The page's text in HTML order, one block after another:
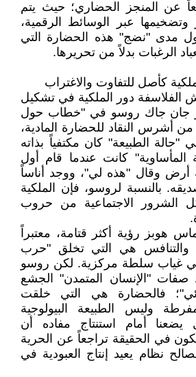
عن المنجز الحضاري؛ حيث يتم
وتضخيمها عبر الوسائط الرقمية،
مدى "نضج" هذه الحضارة التي
الرغبات بدلاً من تحريرها.
كأصل للتفاوت والاغتراب
الفلاسفة دور الملكية في تشكيل
جان جاك روسو في "خطاب حول
أشرس النقاد للحضارة المادية،
"حالة الطبيعة" كان مكتفياً بذاته
المأساوية" كانت عندما قام أول
وقال "هذه لي"، ووجد أناساً
بالنسبة لروسو، فإن الملكية
الشرور الاجتماعية من حروب
هوبز رؤية أكثر قتامة، معتبراً
والتنافس هي التي تخلق "حرب
في غياب سلطة مركزية. لكن روسو
"الإنسان المتمدن" الجشع
فالحضارة هي التي خلقت
وليس الطبيعة البيولوجية
يضعنا أمام استنتاج مفاده أن
في الحقيقة تراجعاً عن الحرية
نظام يعيد إنتاج العبودية في